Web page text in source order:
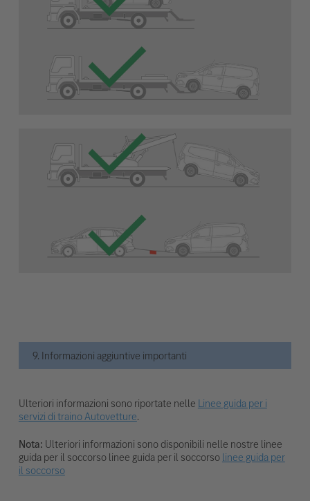
9. Informazioni aggiuntive importanti
Ulteriori informazioni sono riportate nelle Linee guida per i
servizi di traino Autovetture.
Nota: Ulteriori informazioni sono disponibili nelle nostre linee
guida per il soccorso linee guida per il soccorsolinee guida per
il soccorso